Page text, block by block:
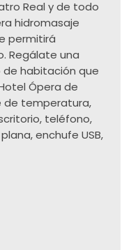
Real y de todo
hidromasaje
permitirá
Regálate una
habitación que
Ópera de
de temperatura,
teléfono,
enchufe USB,